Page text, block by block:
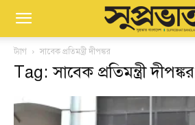
ট্যাগ সাবেক প্রতিমন্ত্রী দীপঙ্কর
Tag: সাবেক প্রতিমন্ত্রী দীপঙ্কর